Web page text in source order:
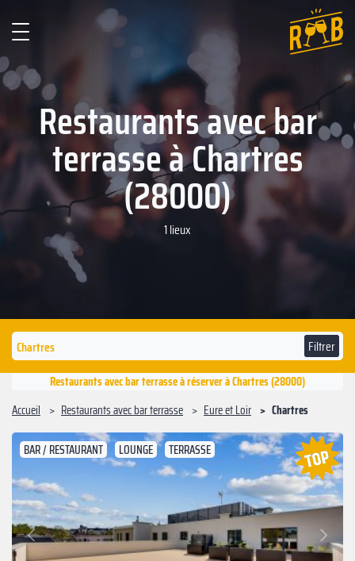
Restaurants avec bar
terrasse à Chartres
(28000)
1 lieux
Filtrer
Restaurants avec bar terrasse à réserver à Chartres (28000)
Accueil
Restaurants avec bar terrasse Eure et Loir Chartres
BAR / RESTAURANT LOUNGE TERRASSE
Précédent
Suivant